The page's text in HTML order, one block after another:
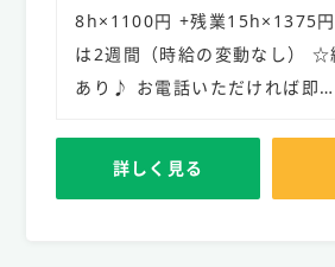
8h×1100円 +残業15h×1375
は2週間（時給の変動なし） ☆
あり♪ お電話いただければ即…
詳しく見る